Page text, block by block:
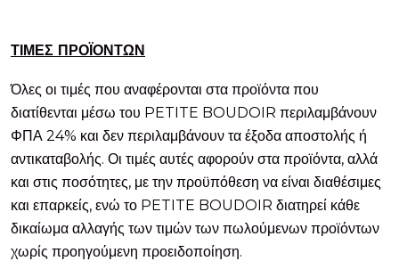
ΤΙΜΕΣ ΠΡΟΪΟΝΤΩΝ
Όλες οι τιμές που αναφέρονται στα προϊόντα που
διατίθενται μέσω του PETITE BOUDOIR περιλαμβάνουν
ΦΠΑ 24% και δεν περιλαμβάνουν τα έξοδα αποστολής ή
αντικαταβολής. Οι τιμές αυτές αφορούν στα προϊόντα, αλλά
και στις ποσότητες, με την προϋπόθεση να είναι διαθέσιμες
και επαρκείς, ενώ το PETITE BOUDOIR διατηρεί κάθε
δικαίωμα αλλαγής των τιμών των πωλούμενων προϊόντων
χωρίς προηγούμενη προειδοποίηση.